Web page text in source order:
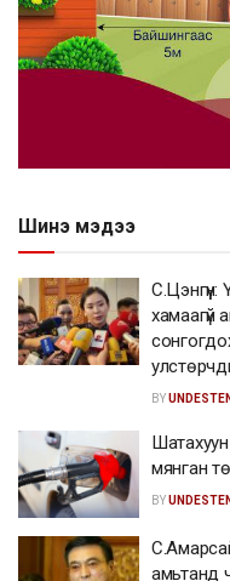
Шинэ мэдээ
хамаагүй
BYUNDESTEN
мянган
BYUNDESTEN
амьтанд